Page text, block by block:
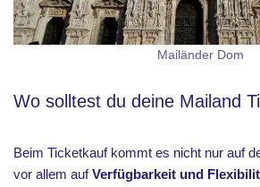
Mailänder Dom
Wo solltest du deine Mailand
Beim Ticketkauf kommt es nicht nur auf
vor allem aufVerfügbarkeit und